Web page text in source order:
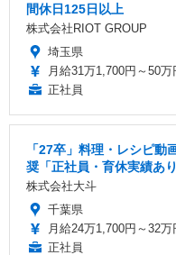
間休日125日以上
株式会社RIOT GROUP
埼玉県
月給31万1,700円～50万
正社員
「27卒」料理・レシピ
奨「正社員・育休実績あ
株式会社大斗
千葉県
月給24万1,700円～32万
正社員